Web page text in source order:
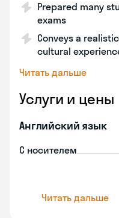
Prepared many
exams
Conveys a
cultural
Читать дальше
Услуги и цены
Английский язык
С носителем
Читать дальше